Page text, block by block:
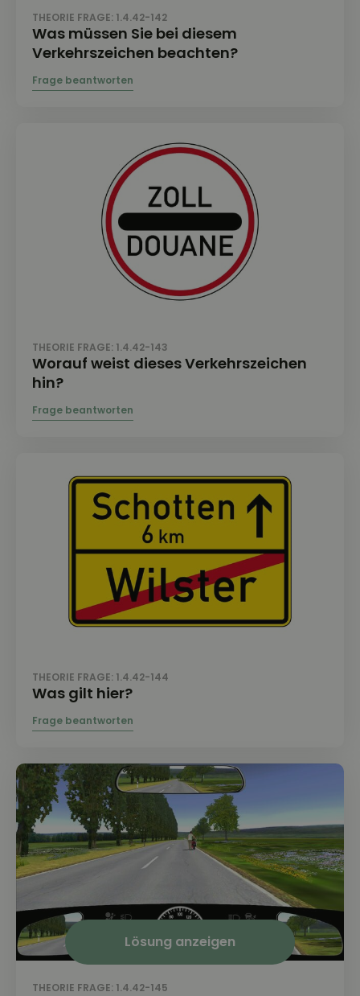
Lösung anzeigen
THEORIE FRAGE: 1.4.42-142
Was müssen Sie bei diesem
Verkehrszeichen beachten?
THEORIE FRAGE: 1.4.42-143
Worauf weist dieses Verkehrszeichen
hin?
THEORIE FRAGE: 1.4.42-144
Was gilt hier?
THEORIE FRAGE: 1.4.42-145